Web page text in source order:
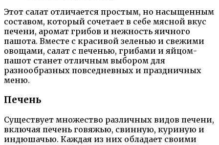
Этот салат отличается простым, но насыщенным
составом, который сочетает в себе мясной вкус
печени, аромат грибов и нежность яичного
пашота. Вместе с красивой зеленью и свежими
овощами, салат с печенью, грибами и яйцом-
пашот станет отличным выбором для
разнообразных повседневных и праздничных
меню.
Печень
Существует множество различных видов печени,
включая печень говяжью, свинную, куриную и
индюшачью. Каждая из них обладает своими